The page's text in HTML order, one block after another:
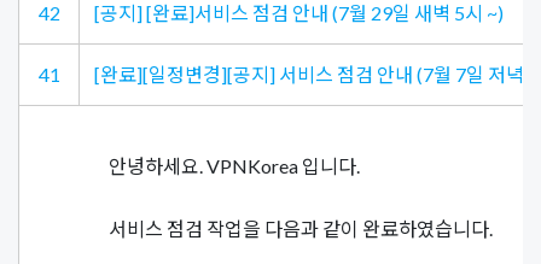
42 [공지] [완료]서비스 점검 안내 (7월 29일 새벽 5시 ~)
41 [완료][일정변경][공지] 서비스 점검 안내 (7월 7일 저녁~
안녕하세요. VPNKorea 입니다.
서비스 점검 작업을 다음과 같이 완료하였습니다.